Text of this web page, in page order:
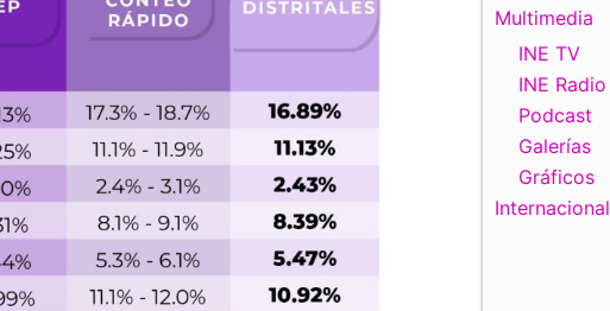
Multimedia
INE TV
INE Radio
Podcast
Galerías
Gráficos
Internacional